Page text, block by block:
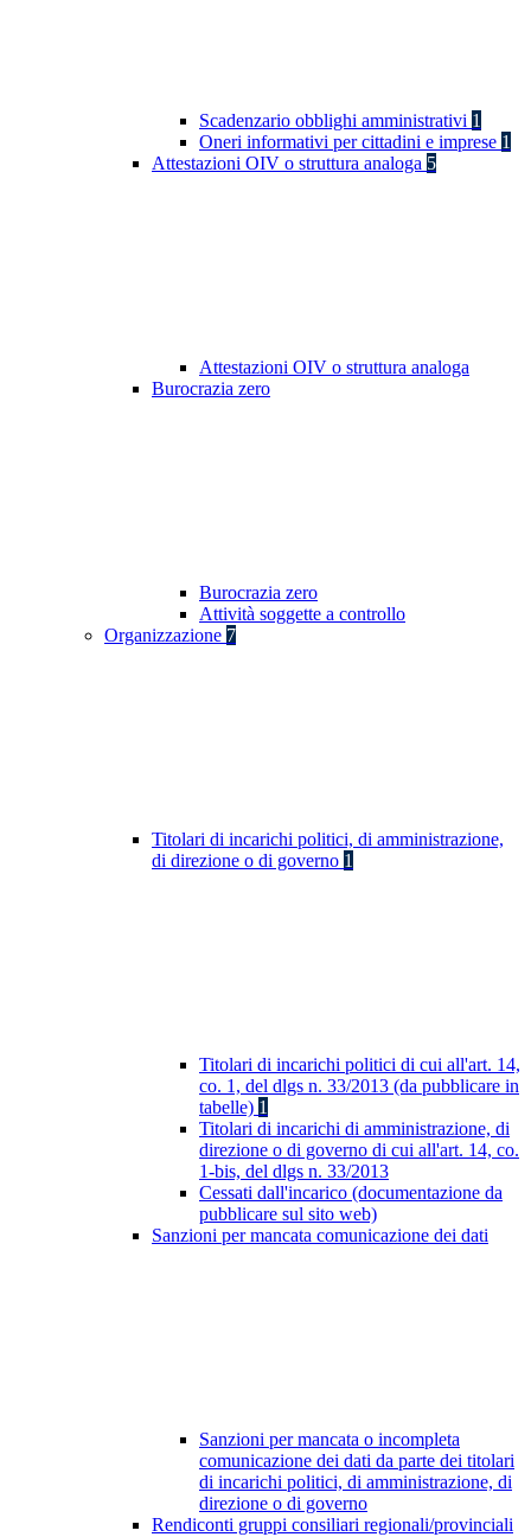
Scadenzario obblighi amministrativi 1
Oneri informativi per cittadini e imprese 1
Attestazioni OIV o struttura analoga 5
Attestazioni OIV o struttura analoga
Burocrazia zero
Burocrazia zero
Attività soggette a controllo
Organizzazione 7
Titolari di incarichi politici, di amministrazione,
di direzione o di governo 1
Titolari di incarichi politici di cui all'art. 14,
co. 1, del dlgs n. 33/2013 (da pubblicare in
tabelle) 1
Titolari di incarichi di amministrazione, di
direzione o di governo di cui all'art. 14, co.
1-bis, del dlgs n. 33/2013
Cessati dall'incarico (documentazione da
pubblicare sul sito web)
Sanzioni per mancata comunicazione dei dati
Sanzioni per mancata o incompleta
comunicazione dei dati da parte dei titolari
di incarichi politici, di amministrazione, di
direzione o di governo
Rendiconti gruppi consiliari regionali/provinciali